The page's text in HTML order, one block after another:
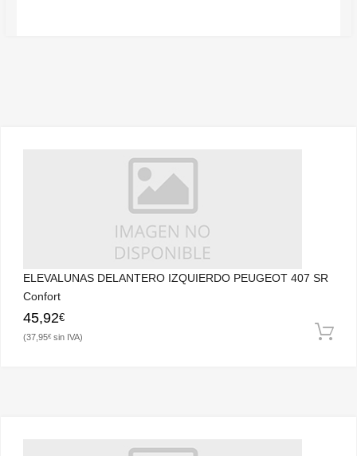
ELEVALUNAS DELANTERO IZQUIERDO PEUGEOT 407 SR
Confort
45,92€
37,95€